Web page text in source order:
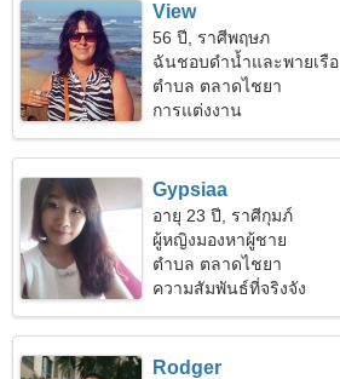
View
56 ปี, ราศีพฤษภ
ฉันชอบดำน้ำและพายเรือ
ตำบล ตลาดไชยา
การแต่งงาน
Gypsiaa
อายุ 23 ปี, ราศีกุมภ์
ผู้หญิงมองหาผู้ชาย
ตำบล ตลาดไชยา
ความสัมพันธ์ที่จริงจัง
Rodger